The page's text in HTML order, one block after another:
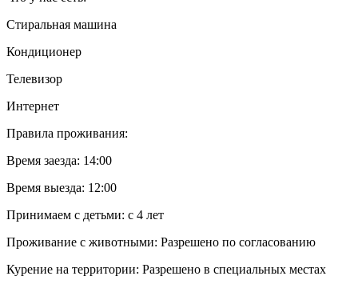
Стиральная машина
Кондиционер
Телевизор
Интернет
Правила проживания:
Время заезда: 14:00
Время выезда: 12:00
Принимаем с детьми: с 4 лет
Проживание с животными: Разрешено по согласованию
Курение на территории: Разрешено в специальных местах